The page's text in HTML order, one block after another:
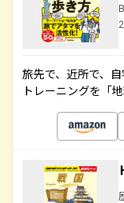
旅先で、近所で、
トレーニングを「